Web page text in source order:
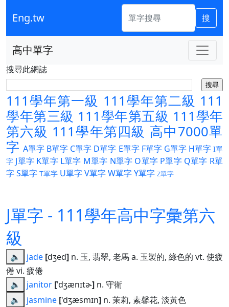
Eng.tw 搜
高中單字
搜尋此網誌
111學年第一級 111學年第二級 111
學年第三級 111學年第五級 111學年
第六級 111學年第四級 高中7000單
字 A單字 B單字 C單字 D單字 E單字 F單字 G單字 H單字 I單
字 J單字 K單字 L單字 M單字 N單字 O單字 P單字 Q單字 R單
字S單字 T單字 U單字V單字W單字Y單字 Z單字
J單字 - 111學年高中字彙第六
級
🔈 jade [dʒed] n. 玉, 翡翠, 老馬 a. 玉製的, 綠色的 vt. 使疲
倦 vi. 疲倦
🔈
janitor ['dʒænɪtɚ] n. 守衛
🔈
jasmine ['dʒæsmɪn] n. 茉莉, 素馨花, 淡黃色